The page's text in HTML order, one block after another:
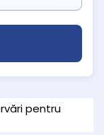
la pădure
pentru